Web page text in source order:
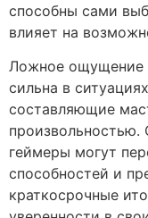
способны сами
влияет на
Ложное ощущение
сильна в
составляющие
произвольностью.
геймеры могут
способностей и
краткосрочные